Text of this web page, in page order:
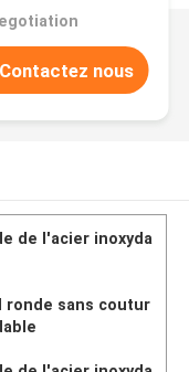
Contactez nous
de l'acier inoxyda
ronde sans coutur